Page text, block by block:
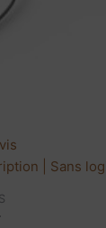
| Sans